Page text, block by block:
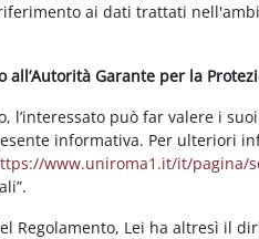
ai dati trattati
Garante per la
l’interessato può far valere i
informativa. Per ulteriori
www.uniroma1.it/it/pagina/
Regolamento, Lei ha altresì il